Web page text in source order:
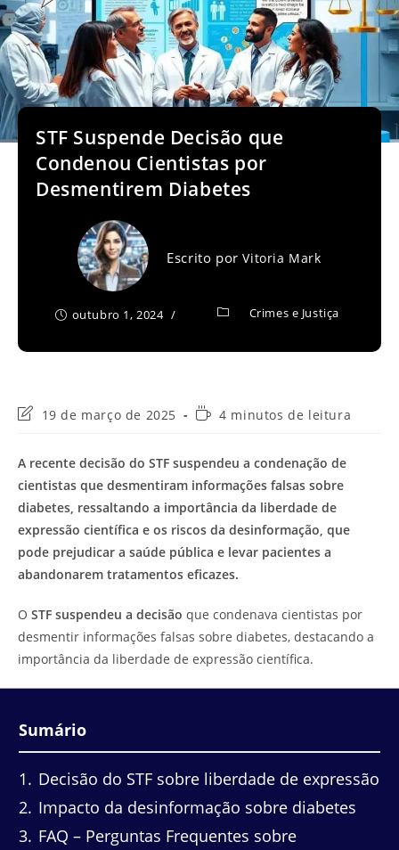
STF Suspende Decisão que
Condenou Cientistas por
Desmentirem Diabetes
Escrito porVitoria Mark
outubro 1, 2024 Crimes e Justiça
Última
post:
19 de março de 2025
Tempo4 minutos de leitura
A recente decisão do STF suspendeu a condenação de
cientistas que desmentiram informações falsas sobre
diabetes, ressaltando a importância da liberdade de
expressão científica e os riscos da desinformação, que
pode prejudicar a saúde pública e levar pacientes a
abandonarem tratamentos eficazes.
O STF suspendeu a decisão que condenava cientistas por
desmentir informações falsas sobre diabetes, destacando a
importância da liberdade de expressão científica.
Sumário
1
Decisão do STF sobre liberdade de expressão
2 Impacto da desinformação sobre diabetes
3 FAQ – Perguntas Frequentes sobre